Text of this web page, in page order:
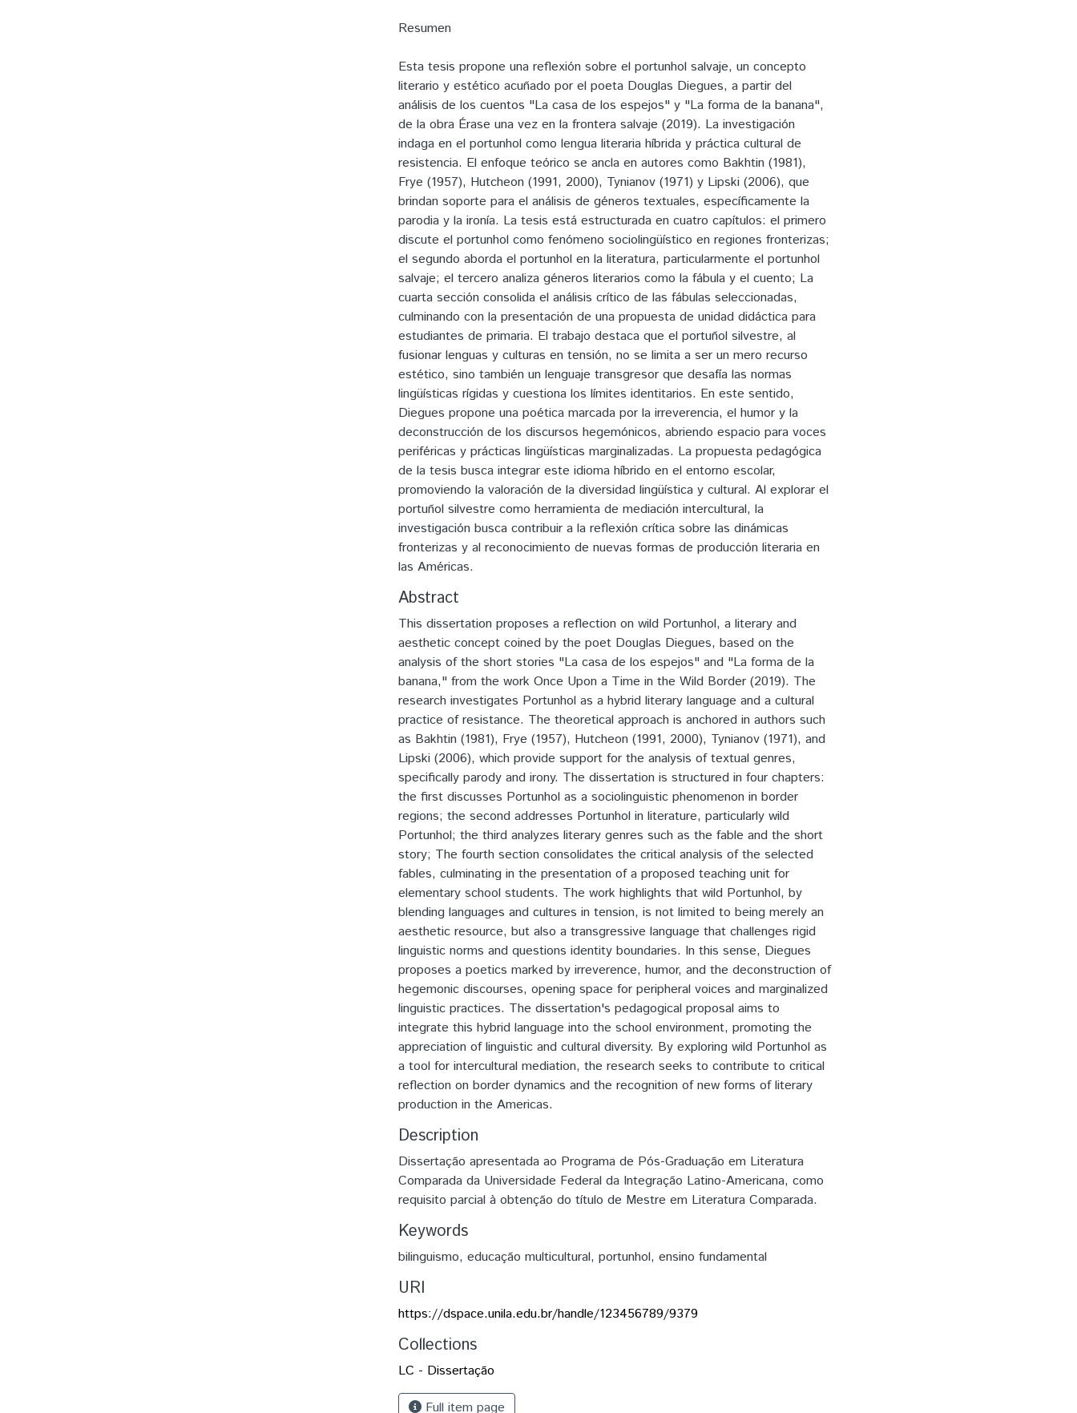
Resumen
Esta tesis propone una reflexión sobre el portunhol salvaje, un concepto
literario y estético acuñado por el poeta Douglas Diegues, a partir del
análisis de los cuentos "La casa de los espejos" y "La forma de la banana",
de la obra Érase una vez en la frontera salvaje (2019). La investigación
indaga en el portunhol como lengua literaria híbrida y práctica cultural de
resistencia. El enfoque teórico se ancla en autores como Bakhtin (1981),
Frye (1957), Hutcheon (1991, 2000), Tynianov (1971) y Lipski (2006), que
brindan soporte para el análisis de géneros textuales, específicamente la
parodia y la ironía. La tesis está estructurada en cuatro capítulos: el primero
discute el portunhol como fenómeno sociolingüístico en regiones fronterizas;
el segundo aborda el portunhol en la literatura, particularmente el portunhol
salvaje; el tercero analiza géneros literarios como la fábula y el cuento; La
cuarta sección consolida el análisis crítico de las fábulas seleccionadas,
culminando con la presentación de una propuesta de unidad didáctica para
estudiantes de primaria. El trabajo destaca que el portuñol silvestre, al
fusionar lenguas y culturas en tensión, no se limita a ser un mero recurso
estético, sino también un lenguaje transgresor que desafía las normas
lingüísticas rígidas y cuestiona los límites identitarios. En este sentido,
Diegues propone una poética marcada por la irreverencia, el humor y la
deconstrucción de los discursos hegemónicos, abriendo espacio para voces
periféricas y prácticas lingüísticas marginalizadas. La propuesta pedagógica
de la tesis busca integrar este idioma híbrido en el entorno escolar,
promoviendo la valoración de la diversidad lingüística y cultural. Al explorar el
portuñol silvestre como herramienta de mediación intercultural, la
investigación busca contribuir a la reflexión crítica sobre las dinámicas
fronterizas y al reconocimiento de nuevas formas de producción literaria en
las Américas.
Abstract
This dissertation proposes a reflection on wild Portunhol, a literary and
aesthetic concept coined by the poet Douglas Diegues, based on the
analysis of the short stories "La casa de los espejos" and "La forma de la
banana," from the work Once Upon a Time in the Wild Border (2019). The
research investigates Portunhol as a hybrid literary language and a cultural
practice of resistance. The theoretical approach is anchored in authors such
as Bakhtin (1981), Frye (1957), Hutcheon (1991, 2000), Tynianov (1971), and
Lipski (2006), which provide support for the analysis of textual genres,
specifically parody and irony. The dissertation is structured in four chapters:
the first discusses Portunhol as a sociolinguistic phenomenon in border
regions; the second addresses Portunhol in literature, particularly wild
Portunhol; the third analyzes literary genres such as the fable and the short
story; The fourth section consolidates the critical analysis of the selected
fables, culminating in the presentation of a proposed teaching unit for
elementary school students. The work highlights that wild Portunhol, by
blending languages and cultures in tension, is not limited to being merely an
aesthetic resource, but also a transgressive language that challenges rigid
linguistic norms and questions identity boundaries. In this sense, Diegues
proposes a poetics marked by irreverence, humor, and the deconstruction of
hegemonic discourses, opening space for peripheral voices and marginalized
linguistic practices. The dissertation's pedagogical proposal aims to
integrate this hybrid language into the school environment, promoting the
appreciation of linguistic and cultural diversity. By exploring wild Portunhol as
a tool for intercultural mediation, the research seeks to contribute to critical
reflection on border dynamics and the recognition of new forms of literary
production in the Americas.
Description
Dissertação apresentada ao Programa de Pós-Graduação em Literatura
Comparada da Universidade Federal da Integração Latino-Americana, como
requisito parcial à obtenção do título de Mestre em Literatura Comparada.
Keywords
bilinguismo, educação multicultural, portunhol, ensino fundamental
URI
https://dspace.unila.edu.br/handle/123456789/9379
Collections
LC - Dissertação
Full item page